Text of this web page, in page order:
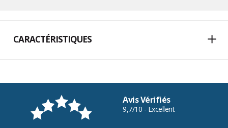
CARACTÉRISTIQUES
Avis Vérifiés
9,7/10 - Excellent